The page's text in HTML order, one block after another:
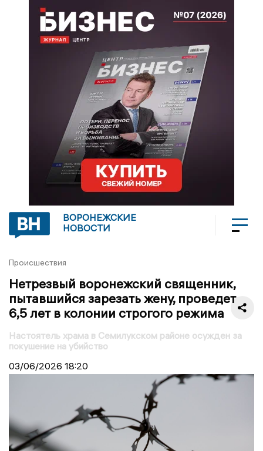
ВОРОНЕЖСКИЕ
НОВОСТИ
Происшествия
Нетрезвый воронежский священник,
пытавшийся зарезать жену, проведет
6,5 лет в колонии строгого режима
Настоятель храма в Семилукском районе осужден за
покушение на убийство
03/06/2026 18:20